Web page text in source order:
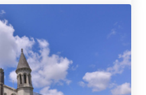
aux Beach has now
areas to stay in for
of Mauritius’ most
Biches began as a fishing
Its name appears on the
in 1807 during the French
of the island.